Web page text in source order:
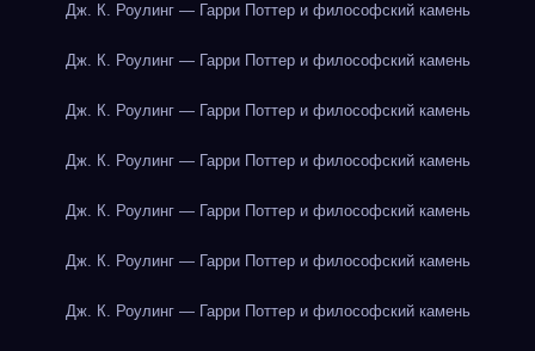
Дж. К. Роулинг — Гарри Поттер и философский камень
Дж. К. Роулинг — Гарри Поттер и философский камень
Дж. К. Роулинг — Гарри Поттер и философский камень
Дж. К. Роулинг — Гарри Поттер и философский камень
Дж. К. Роулинг — Гарри Поттер и философский камень
Дж. К. Роулинг — Гарри Поттер и философский камень
Дж. К. Роулинг — Гарри Поттер и философский камень